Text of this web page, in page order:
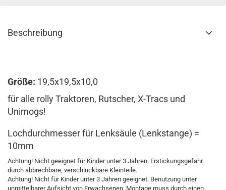
Beschreibung
Größe: 19,5x19,5x10,0
für alle rolly Traktoren, Rutscher, X-Tracs und
Unimogs!
Lochdurchmesser für Lenksäule (Lenkstange) =
10mm
Achtung! Nicht geeignet für Kinder unter 3 Jahren. Erstickungsgefahr
durch abbrechbare, verschluckbare Kleinteile.
Achtung! Nicht für Kinder unter 3 Jahren geeignet. Benutzung unter
unmittelbarer Aufsicht von Erwachsenen. Montage muss durch einen